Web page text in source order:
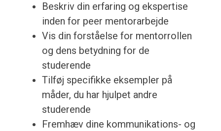
Beskriv din erfaring og ekspertise
inden for peer mentorarbejde
Vis din forståelse for mentorrollen
og dens betydning for de
studerende
Tilføj specifikke eksempler på
måder, du har hjulpet andre
studerende
Fremhæv dine kommunikations- og